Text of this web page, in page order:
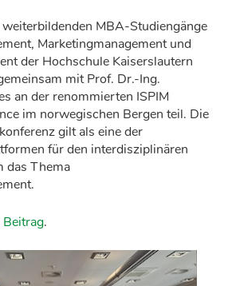
MBA-Studiengänge
Marketingmanagement und
der Hochschule Kaiserslautern
mit Prof. Dr.-Ing.
an der renommierten ISPIM
im norwegischen Bergen teil. Die
gilt als eine der
für den interdisziplinären
das Thema
.